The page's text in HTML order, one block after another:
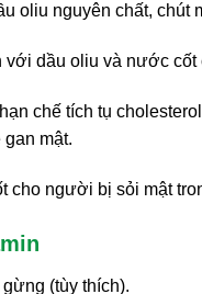
oliu nguyên chất, chút
dầu oliu và nước cốt
chế tích tụ
mật.
cho người bị sỏi mật
(tùy thích).